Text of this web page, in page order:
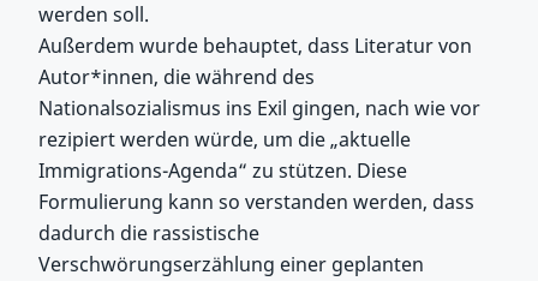
werden soll.
Außerdem wurde behauptet, dass Literatur von
Autor*innen, die während des
Nationalsozialismus ins Exil gingen, nach wie vor
rezipiert werden würde, um die „aktuelle
Immigrations-Agenda“ zu stützen. Diese
Formulierung kann so verstanden werden, dass
dadurch die rassistische
Verschwörungserzählung einer geplanten